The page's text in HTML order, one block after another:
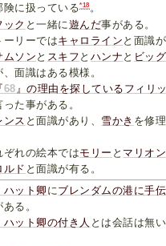
険に扱っている*18。
ック と一緒に 遊んだ事がある。
ーリーではキャロライン と面識が
ムソン と スキフ と ハンナ と ビッ
面識はある模様。
68 』の理由を探している フィリ
った事がある。
ンス と面識があり、 雪かき を修
ぞれの絵本ではモリー と マリオン
ルド と面識が有る。
ハット卿 に ブレンダムの港に手
る。
ハット卿の付き人 とは会話は無